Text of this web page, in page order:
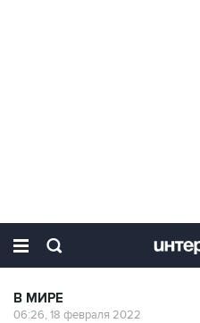
В МИРЕ
06:26, 18 февраля 2022